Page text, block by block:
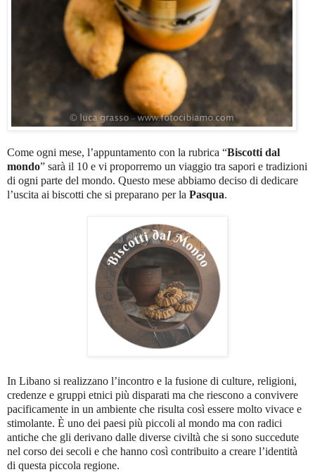
Come ogni mese, l’appuntamento con la rubrica “Biscotti dal
mondo” sarà il 10 e vi proporremo un viaggio tra sapori e tradizioni
di ogni parte del mondo. Questo mese abbiamo deciso di dedicare
l’uscita ai biscotti che si preparano per la Pasqua.
In Libano si realizzano l’incontro e la fusione di culture, religioni,
credenze e gruppi etnici più disparati ma che riescono a convivere
pacificamente in un ambiente che risulta così essere molto vivace e
stimolante. È uno dei paesi più piccoli al mondo ma con radici
antiche che gli derivano dalle diverse civiltà che si sono succedute
nel corso dei secoli e che hanno così contribuito a creare l’identità
di questa piccola regione.